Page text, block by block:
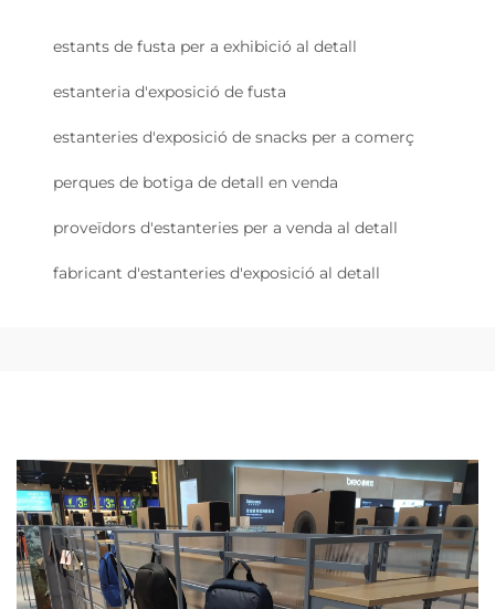
estants de fusta per a exhibició al detall
estanteria d'exposició de fusta
estanteries d'exposició de snacks per a comerç
perques de botiga de detall en venda
proveïdors d'estanteries per a venda al detall
fabricant d'estanteries d'exposició al detall